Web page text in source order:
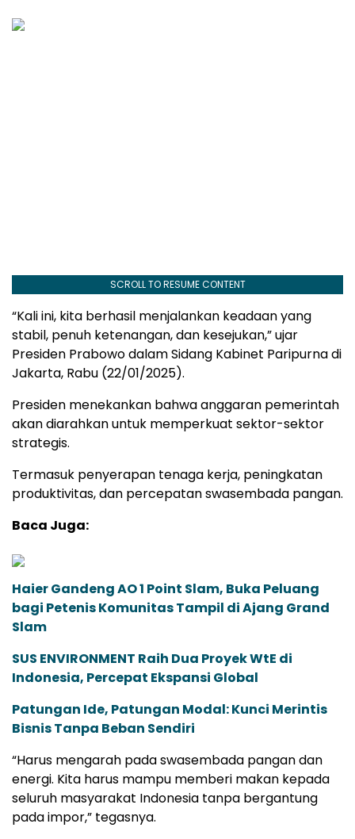
SCROLL TO RESUME CONTENT
“Kali ini, kita berhasil menjalankan keadaan yang
stabil, penuh ketenangan, dan kesejukan,” ujar
Presiden Prabowo dalam Sidang Kabinet Paripurna di
Jakarta, Rabu (22/01/2025).
Presiden menekankan bahwa anggaran pemerintah
akan diarahkan untuk memperkuat sektor-sektor
strategis.
Termasuk penyerapan tenaga kerja, peningkatan
produktivitas, dan percepatan swasembada pangan.
Baca Juga:
Haier Gandeng AO 1 Point Slam, Buka Peluang
bagi Petenis Komunitas Tampil di Ajang Grand
Slam
SUS ENVIRONMENT Raih Dua Proyek WtE di
Indonesia, Percepat Ekspansi Global
Patungan Ide, Patungan Modal: Kunci Merintis
Bisnis Tanpa Beban Sendiri
“Harus mengarah pada swasembada pangan dan
energi. Kita harus mampu memberi makan kepada
seluruh masyarakat Indonesia tanpa bergantung
pada impor,” tegasnya.